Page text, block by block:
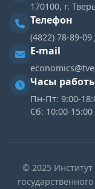
170100, г.
Телефон
(4822) 78-89-
E-mail
Часы
Пн-Пт: 9:00-
Сб: 10:00-15:00
© 2025